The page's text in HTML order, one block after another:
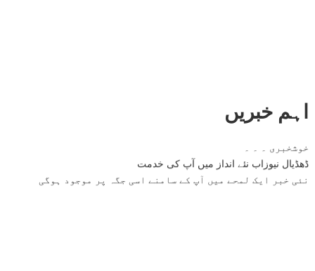
اہم خبریں
ڈھڈیال نیوزاب نئے انداز میں آپ کی خدمت
نئی خبر ایک لمحے میں آپ کے سامنے اسی جگہ پر موجود ہوگی